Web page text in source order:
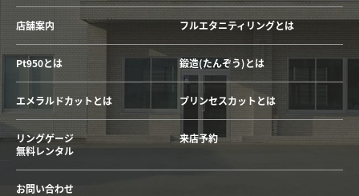
店舗案内 フルエタニティリングとは
Pt950とは 鍛造(たんぞう)とは
エメラルドカットとは プリンセスカットとは
リングゲージ
無料レンタル
来店予約
お問い合わせ